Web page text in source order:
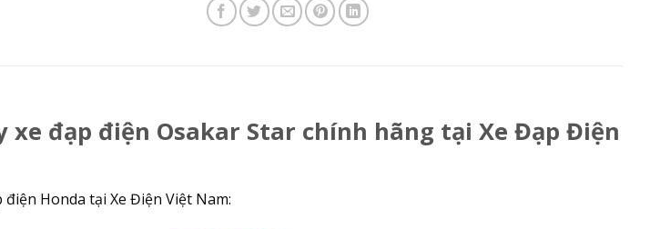
xe đạp điện Osakar Star chính hãng tại Xe Đạp Điện
Honda tại Xe Điện Việt Nam: